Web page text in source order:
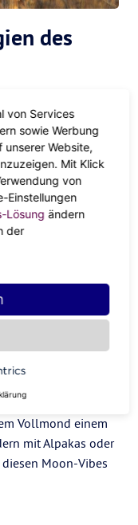
des
die anstrengende
weiterlaufen lässt
was zu sagen
oben auf der To-
kein Platz mehr für
guten Plänen
nimmst du
Ist der Büro-Job
doch
deiner Yoga-
über Fragen –
Vollmond einem
mit Alpakas oder
Moon-Vibes
von Services
sowie Werbung
Website,
Mit Klick
von
Einstellungen
Lösung ändern
der